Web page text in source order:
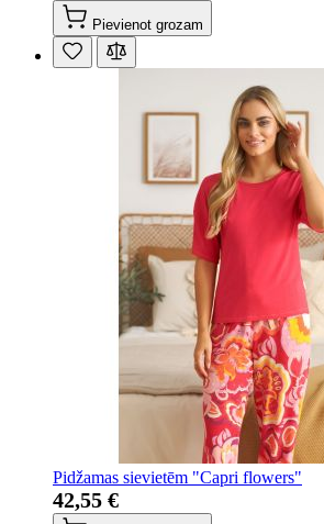
Pievienot grozam
Pidžamas sievietēm "Capri flowers"
42,55 €